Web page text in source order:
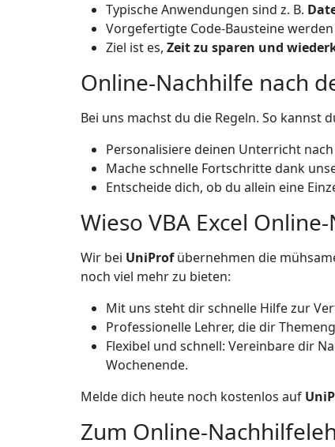
Typische Anwendungen sind z. B.
Vorgefertigte Code-Bausteine
Ziel ist es, Zeit zu sparen und
Online-Nachhilfe nach
Bei uns machst du die Regeln. So kannst
Personalisiere deinen Unterricht
Mache schnelle Fortschritte dank
Entscheide dich, ob du allein eine
Wieso VBA Excel
Wir bei UniProfübernehmen die
noch viel mehr zu bieten:
Mit uns steht dir schnelle Hilfe zur
Professionelle Lehrer, die dir
Flexibel und schnell: Vereinbare dir
Wochenende.
Melde dich heute noch kostenlos auf
Zum Online-